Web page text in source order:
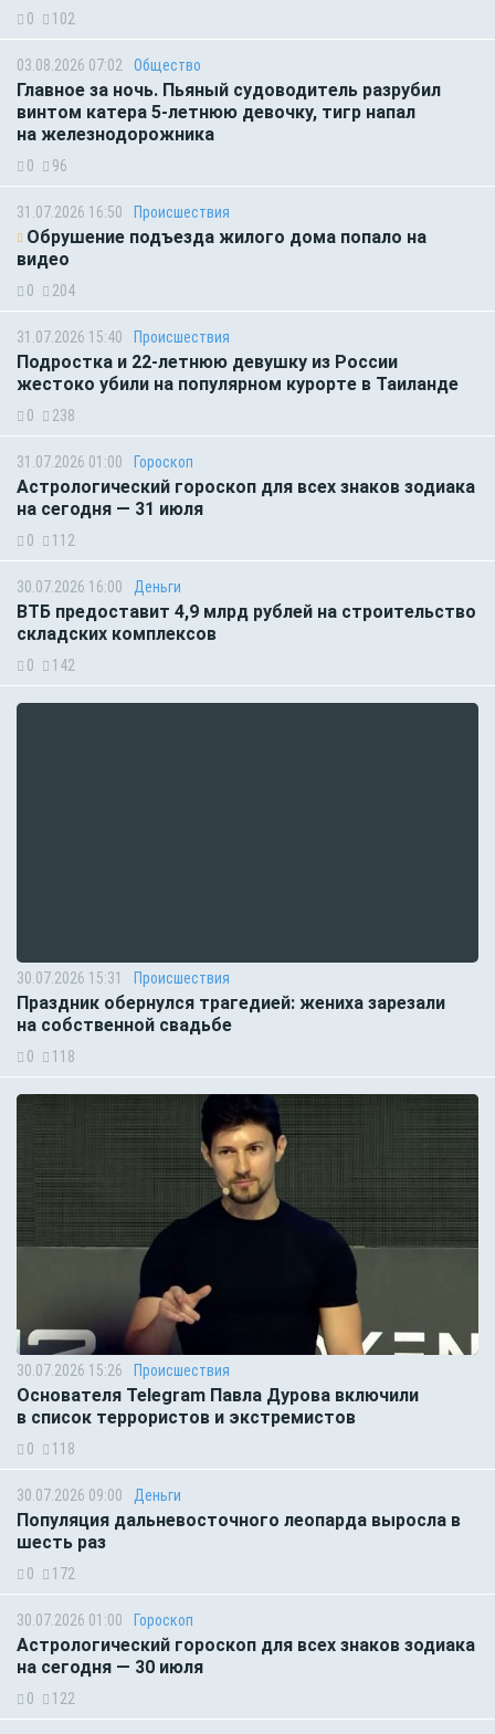
0 102
03.08.2026 07:02 Общество
Главное за ночь. Пьяный судоводитель разрубил
винтом катера 5-летнюю девочку, тигр напал
на железнодорожника
0 96
31.07.2026 16:50 Происшествия
Обрушение подъезда жилого дома попало на
видео
0 204
31.07.2026 15:40 Происшествия
Подростка и 22-летнюю девушку из России
жестоко убили на популярном курорте в Таиланде
0 238
31.07.2026 01:00 Гороскоп
Астрологический гороскоп для всех знаков зодиака
на сегодня — 31 июля
0 112
30.07.2026 16:00 Деньги
ВТБ предоставит 4,9 млрд рублей на строительство
складских комплексов
0 142
30.07.2026 15:31 Происшествия
Праздник обернулся трагедией: жениха зарезали
на собственной свадьбе
0 118
30.07.2026 15:26 Происшествия
Основателя Telegram Павла Дурова включили
в список террористов и экстремистов
0 118
30.07.2026 09:00 Деньги
Популяция дальневосточного леопарда выросла в
шесть раз
0 172
30.07.2026 01:00 Гороскоп
Астрологический гороскоп для всех знаков зодиака
на сегодня — 30 июля
0 122